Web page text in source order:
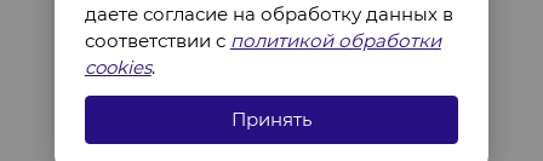
даете согласие на обработку данных в
соответствии с политикой обработки
cookies.
Принять